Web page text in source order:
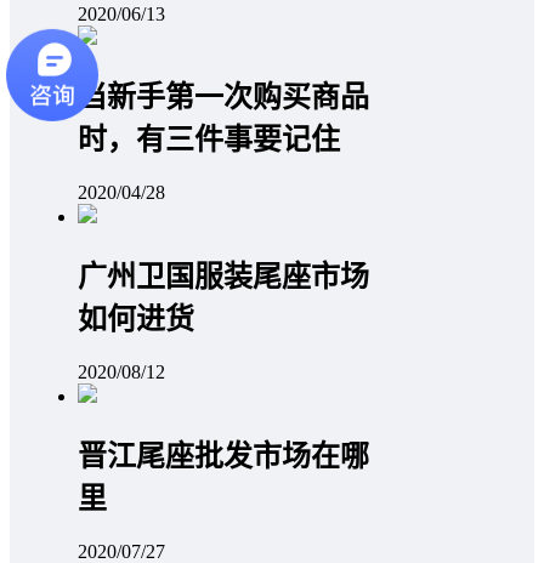
2020/06/13
当新手第一次购买商品
时，有三件事要记住
2020/04/28
广州卫国服装尾座市场
如何进货
2020/08/12
晋江尾座批发市场在哪
里
2020/07/27